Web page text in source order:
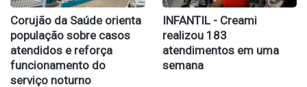
Corujão da Saúde orienta
população sobre casos
atendidos e reforça
funcionamento do
serviço noturno
INFANTIL - Creami
realizou 183
atendimentos em uma
semana